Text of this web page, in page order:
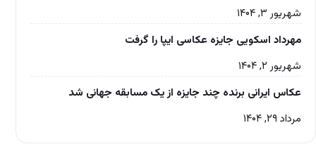
شهریور ۳, ۱۴۰۴
مهرداد اسکویی جایزه عکاسی ایپا را گرفت
شهریور ۲, ۱۴۰۴
عکاس ایرانی برنده چند جایزه از یک مسابقه جهانی شد
مرداد ۲۹, ۱۴۰۴